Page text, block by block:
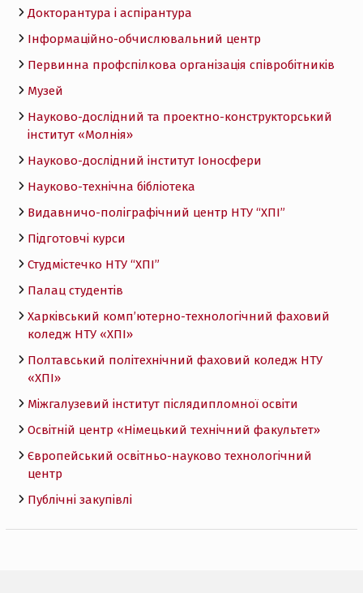
Докторантура і аспірантура
Інформаційно-обчислювальний центр
Первинна профспілкова організація співробітників
Музей
Науково-дослідний та проектно-конструкторський
інститут «Молнія»
Науково-дослідний інститут Іоносфери
Науково-технічна бібліотека
Видавничо-поліграфічний центр НТУ “ХПІ”
Підготовчі курси
Студмістечко НТУ “ХПІ”
Палац студентів
Харківський комп’ютерно-технологічний фаховий
коледж НТУ «ХПI»
Полтавський політехнічний фаховий коледж НТУ
«ХПI»
Міжгалузевий інститут післядипломної освіти
Освітній центр «Німецький технічний факультет»
Європейський освітньо-науково технологічний
центр
Публічні закупівлі